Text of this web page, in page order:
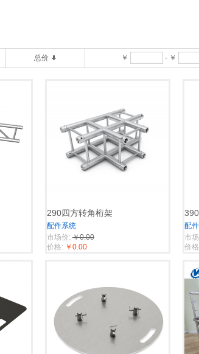
总价 ￥ - ￥
290四方转角桁架
配件系统
市场价: ￥0.00
价格: ￥0.00
配
市
价